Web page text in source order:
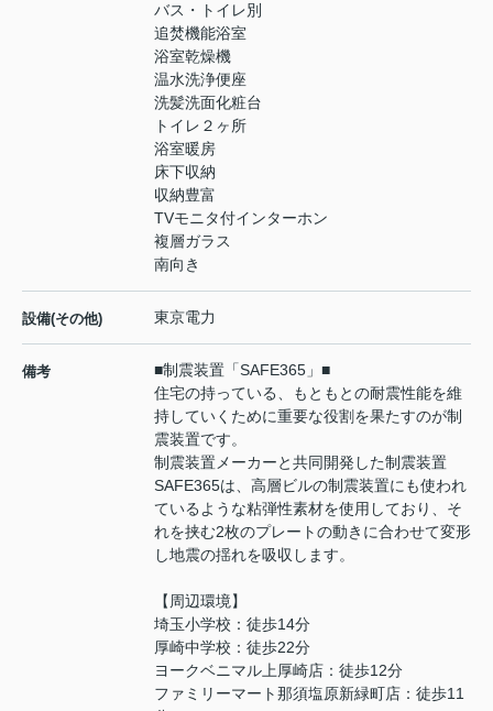
バス・トイレ別
追焚機能浴室
浴室乾燥機
温水洗浄便座
洗髪洗面化粧台
トイレ２ヶ所
浴室暖房
床下収納
収納豊富
TVモニタ付インターホン
複層ガラス
南向き
設備(その他) 東京電力
備考
■制震装置「SAFE365」■
住宅の持っている、もともとの耐震性能を維
持していくために重要な役割を果たすのが制
震装置です。
制震装置メーカーと共同開発した制震装置
SAFE365は、高層ビルの制震装置にも使われ
ているような粘弾性素材を使用しており、そ
れを挟む2枚のプレートの動きに合わせて変形
し地震の揺れを吸収します。
【周辺環境】
埼玉小学校：徒歩14分
厚崎中学校：徒歩22分
ヨークベニマル上厚崎店：徒歩12分
ファミリーマート那須塩原新緑町店：徒歩11